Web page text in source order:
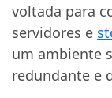
voltada para
servidores e
um ambiente
redundante e